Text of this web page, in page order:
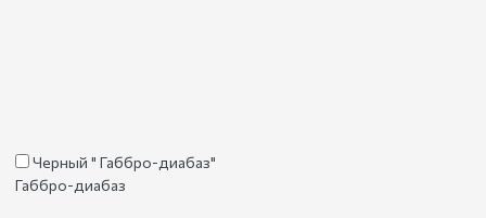
Черный " Габбро-диабаз"
Габбро-диабаз